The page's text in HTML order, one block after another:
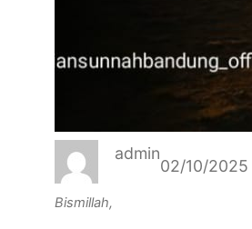
admin
02/10/2025
Bismillah,